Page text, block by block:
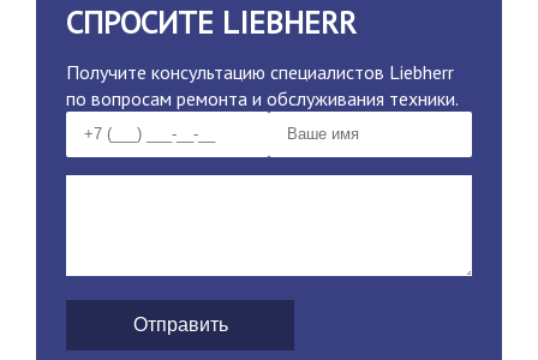
СПРОСИТЕ LIEBHERR
Получите консультацию специалистов Liebherr
по вопросам ремонта и обслуживания техники.
Отправить